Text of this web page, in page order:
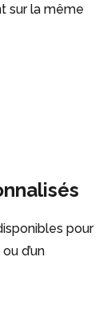
sur la même
pour
d’un